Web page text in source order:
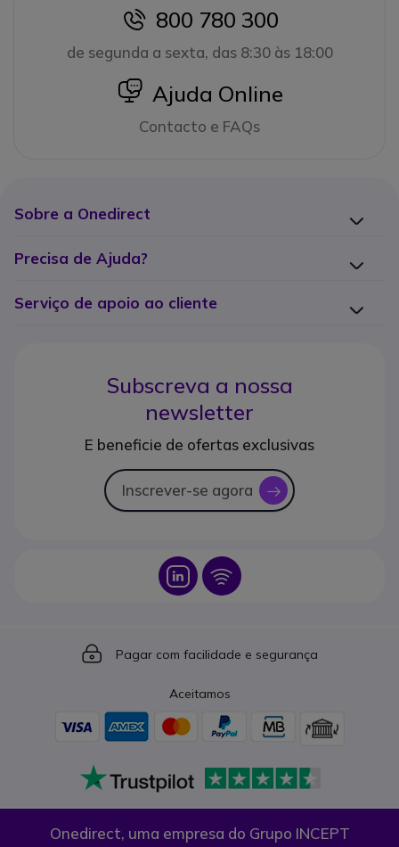
icon
800 780 300
de segunda a sexta, das 8:30 às 18:00
icon
Ajuda Online
Contacto e FAQs
Sobre a Onedirect
Precisa de Ajuda?
Serviço de apoio ao cliente
Subscreva a nossa
newsletter
E beneficie de ofertas exclusivas
Inscrever-se agora icon
Icon Icon
Icon
Pagar com facilidade e segurança
Aceitamos
Onedirect, uma empresa do Grupo INCEPT